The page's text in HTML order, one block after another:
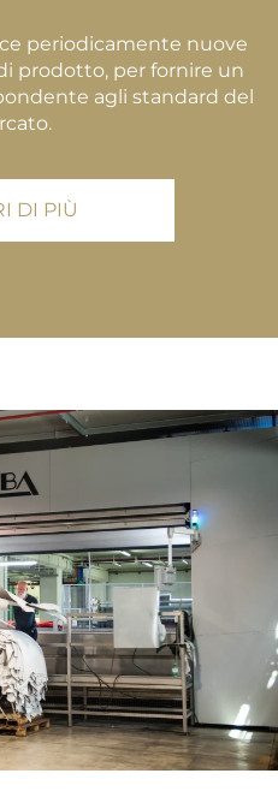
periodicamente nuove
prodotto, per fornire un
agli standard del
DI PIÙ